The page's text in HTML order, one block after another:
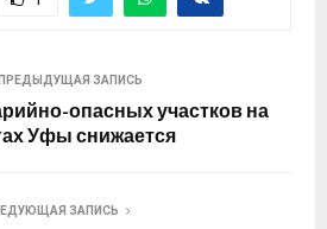
ПРЕДЫДУЩАЯ ЗАПИСЬ
опасных участков на
Уфы снижается
ЗАПИСЬ